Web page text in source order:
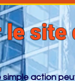
site
simple action